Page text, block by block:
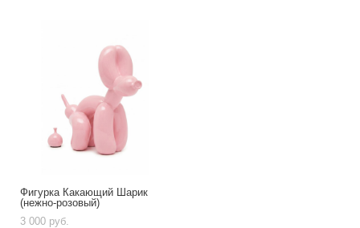
Фигурка Какающий Шарик
(нежно-розовый)
3 000 pуб.